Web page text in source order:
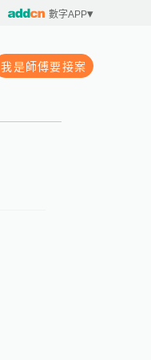
數字APP
我是師傅要接案